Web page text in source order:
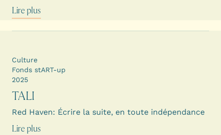
Lire plus
TALI
Red Haven: Écrire la suite, en toute indépendance
Culture
Fonds stART-up
2025
Lire plus